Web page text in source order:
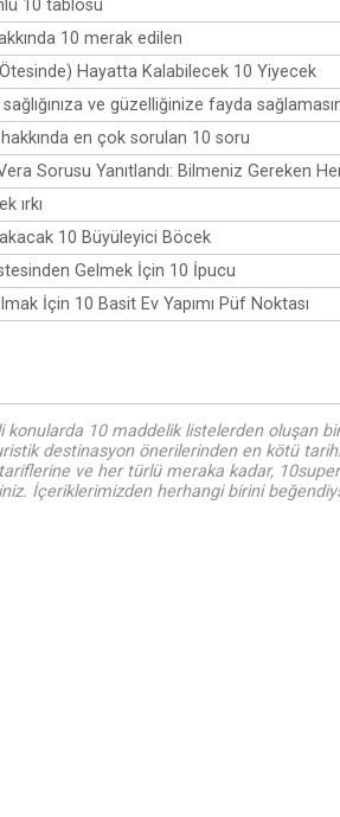
10 tablosu
10 merak edilen
Hayatta Kalabilecek 10 Yiyecek
ve güzelliğinize fayda
en çok sorulan 10 soru
Sorusu Yanıtlandı: Bilmeniz Gereken
ırkı
10 Büyüleyici Böcek
Gelmek İçin 10 İpucu
İçin 10 Basit Ev Yapımı Püf Noktası
konularda 10 maddelik listelerden oluşan
destinasyon önerilerinden en kötü
ve her türlü meraka kadar,
İçeriklerimizden herhangi birini